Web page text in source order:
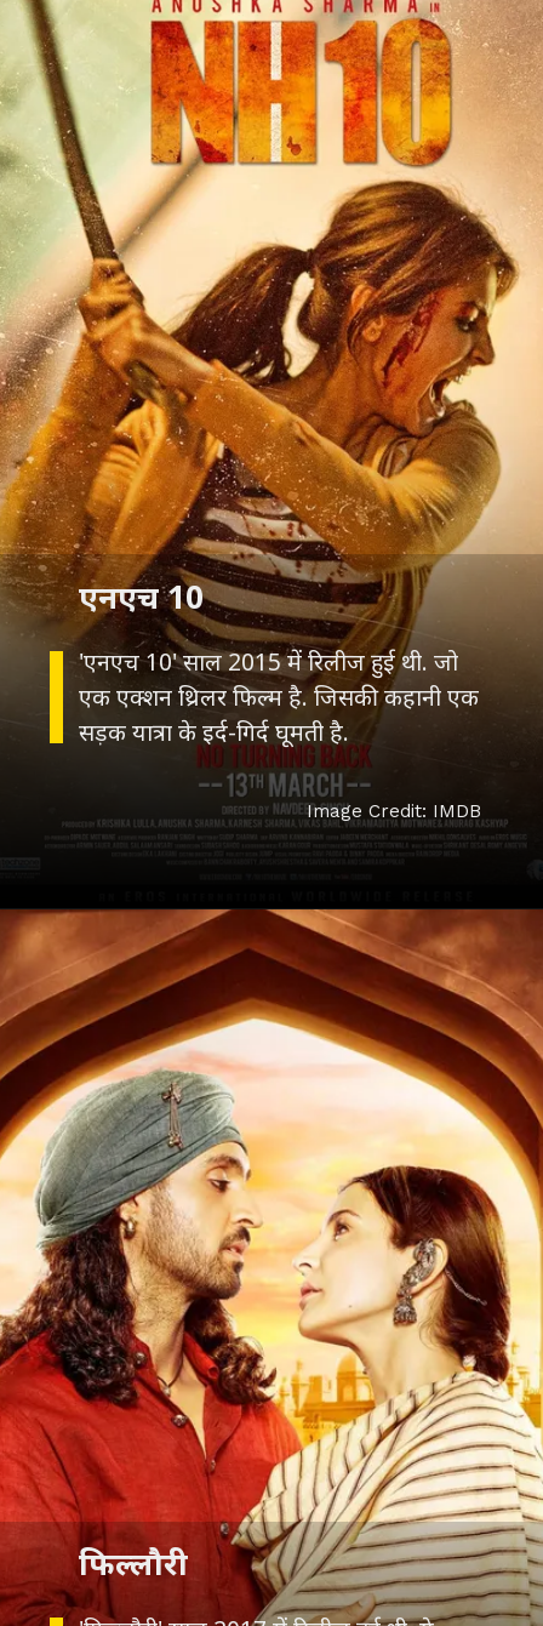
'एनएच 10' साल 2015 में रिलीज हुई थी. जो
एक एक्शन थ्रिलर फिल्म है. जिसकी कहानी एक
सड़क यात्रा के इर्द-गिर्द घूमती है.
एनएच 10
Image Credit: IMDB
फिल्लौरी